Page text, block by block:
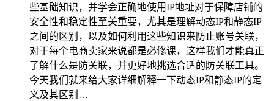
些基础知识，并学会正确地使用IP地址对于保障店铺的
安全性和稳定性至关重要，尤其是理解动态IP和静态IP
之间的区别，以及如何利用这些知识来防止账号关联，
对于每个电商卖家来说都是必修课，这样我们才能真正
了解什么是防关联，并更好地挑选合适的防关联工具。
今天我们就来给大家详细解释一下动态IP和静态IP的定
义及其区别…